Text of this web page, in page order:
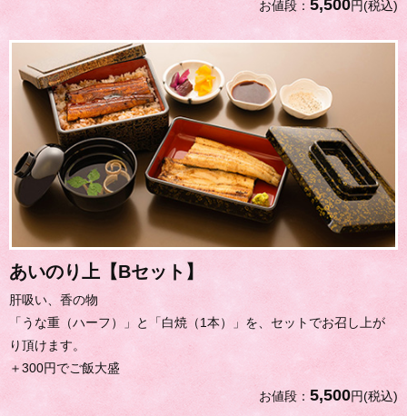
お値段： 5,500円(税込)
あいのり上【Bセット】
肝吸い、香の物
「うな重（ハーフ）」と「白焼（1本）」を、セットでお召し上が
り頂けます。
＋300円でご飯大盛
お値段： 5,500円(税込)